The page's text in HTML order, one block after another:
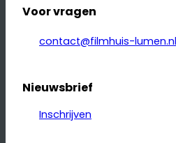
Voor vragen
contact@filmhuis-lumen.nl
Nieuwsbrief
Inschrijven